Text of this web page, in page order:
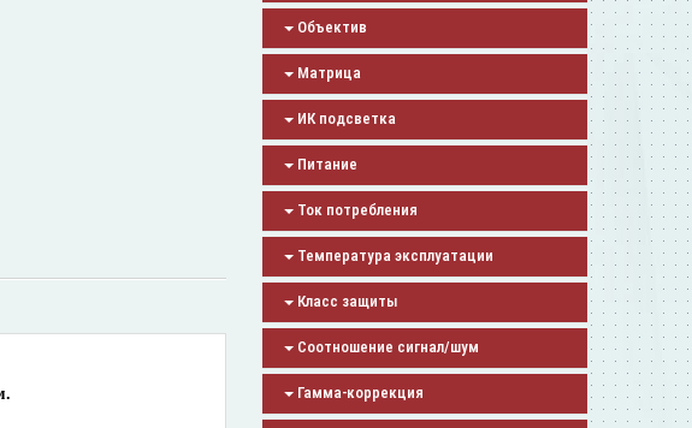
Объектив
Матрица
ИК подсветка
Питание
Ток потребления
Температура эксплуатации
Класс защиты
Соотношение сигнал/шум
Гамма-коррекция